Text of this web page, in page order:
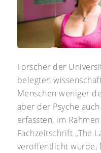
Forscher der
belegten
Menschen weniger
aber der Psyche
erfassten, im
Fachzeitschrift „The
veröffentlicht wurde,